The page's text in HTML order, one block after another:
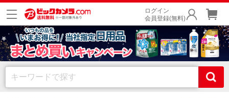
ログイン
会員登録(無料)